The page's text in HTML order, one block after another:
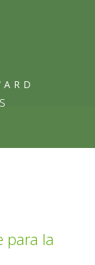
para la